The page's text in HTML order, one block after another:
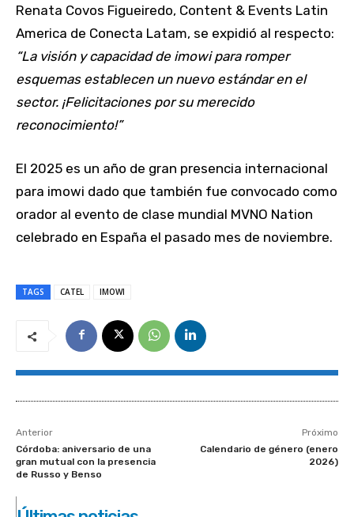
Renata Covos Figueiredo, Content & Events Latin
America de Conecta Latam, se expidió al respecto:
“La visión y capacidad de imowi para romper
esquemas establecen un nuevo estándar en el
sector. ¡Felicitaciones por su merecido
reconocimiento!”
El 2025 es un año de gran presencia internacional
para imowi dado que también fue convocado como
orador al evento de clase mundial MVNO Nation
celebrado en España el pasado mes de noviembre.
TAGS CATEL IMOWI
Anterior
Córdoba: aniversario de una
gran mutual con la presencia
de Russo y Benso
Próximo
Calendario de género (enero
2026)